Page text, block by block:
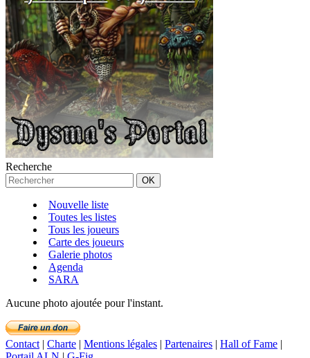
Recherche
Nouvelle liste
Toutes les listes
Tous les joueurs
Carte des joueurs
Galerie photos
Agenda
SARA
Aucune photo ajoutée pour l'instant.
Contact | Charte | Mentions légales | Partenaires | Hall of Fame |